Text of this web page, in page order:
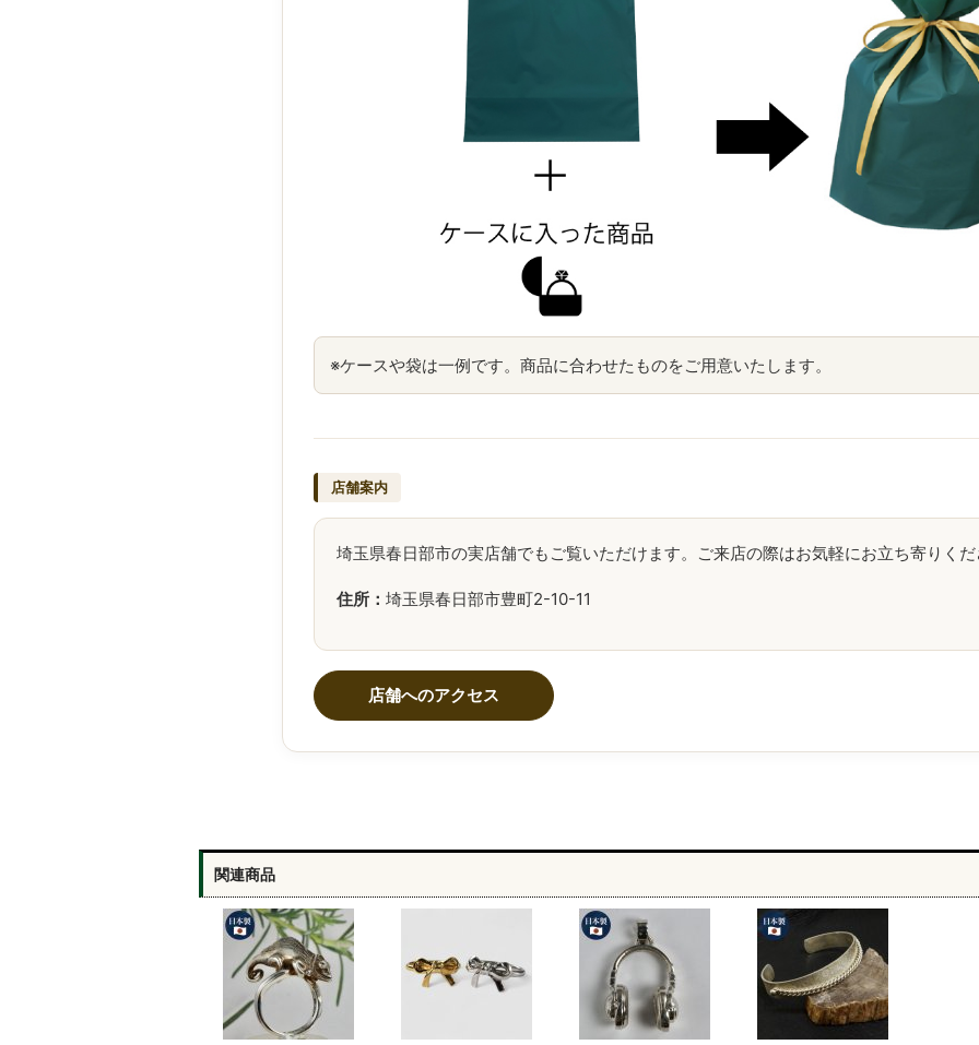
※ケースや袋は一例です。商品に合わせたものをご用意いたします。
店舗案内
埼玉県春日部市の実店舗でもご覧いただけます。ご来店の際はお気軽にお立ち寄りく
住所： 埼玉県春日部市豊町2-10-11
店舗へのアクセス
関連商品